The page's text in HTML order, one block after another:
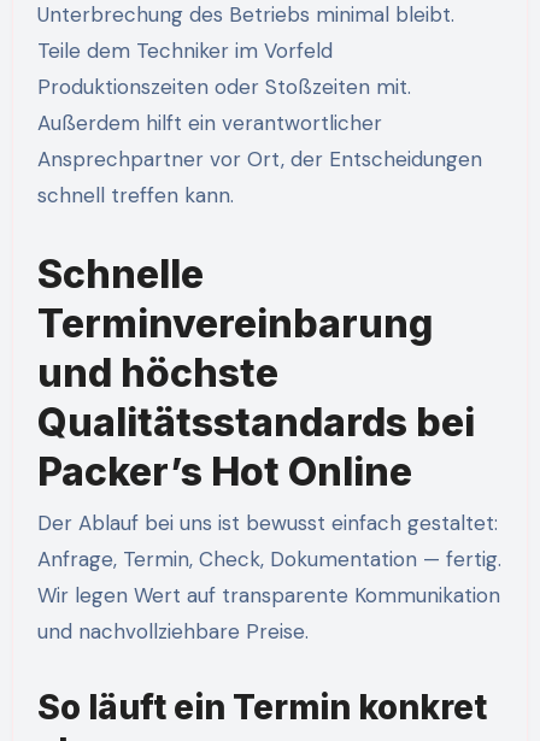
Unterbrechung des Betriebs minimal bleibt.
Teile dem Techniker im Vorfeld
Produktionszeiten oder Stoßzeiten mit.
Außerdem hilft ein verantwortlicher
Ansprechpartner vor Ort, der Entscheidungen
schnell treffen kann.
Schnelle
Terminvereinbarung
und höchste
Qualitätsstandards bei
Packer’s Hot Online
Der Ablauf bei uns ist bewusst einfach gestaltet:
Anfrage, Termin, Check, Dokumentation — fertig.
Wir legen Wert auf transparente Kommunikation
und nachvollziehbare Preise.
So läuft ein Termin konkret